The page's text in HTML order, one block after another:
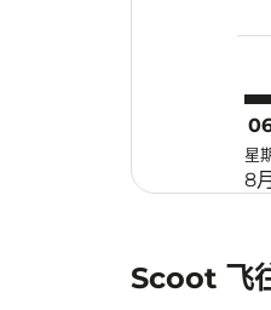
星
8月
Scoot 飞